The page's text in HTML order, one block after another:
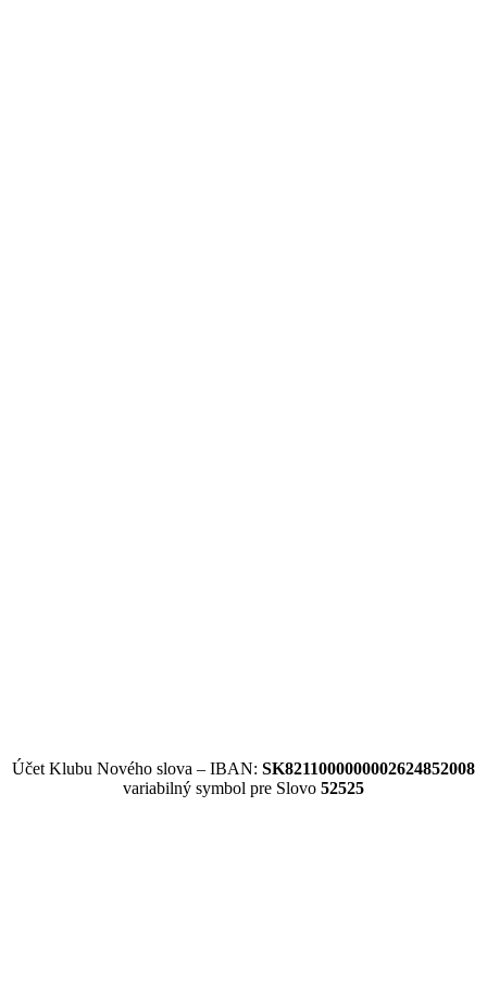
Účet Klubu Nového slova – IBAN: SK8211000000002624852008
variabilný symbol pre Slovo 52525